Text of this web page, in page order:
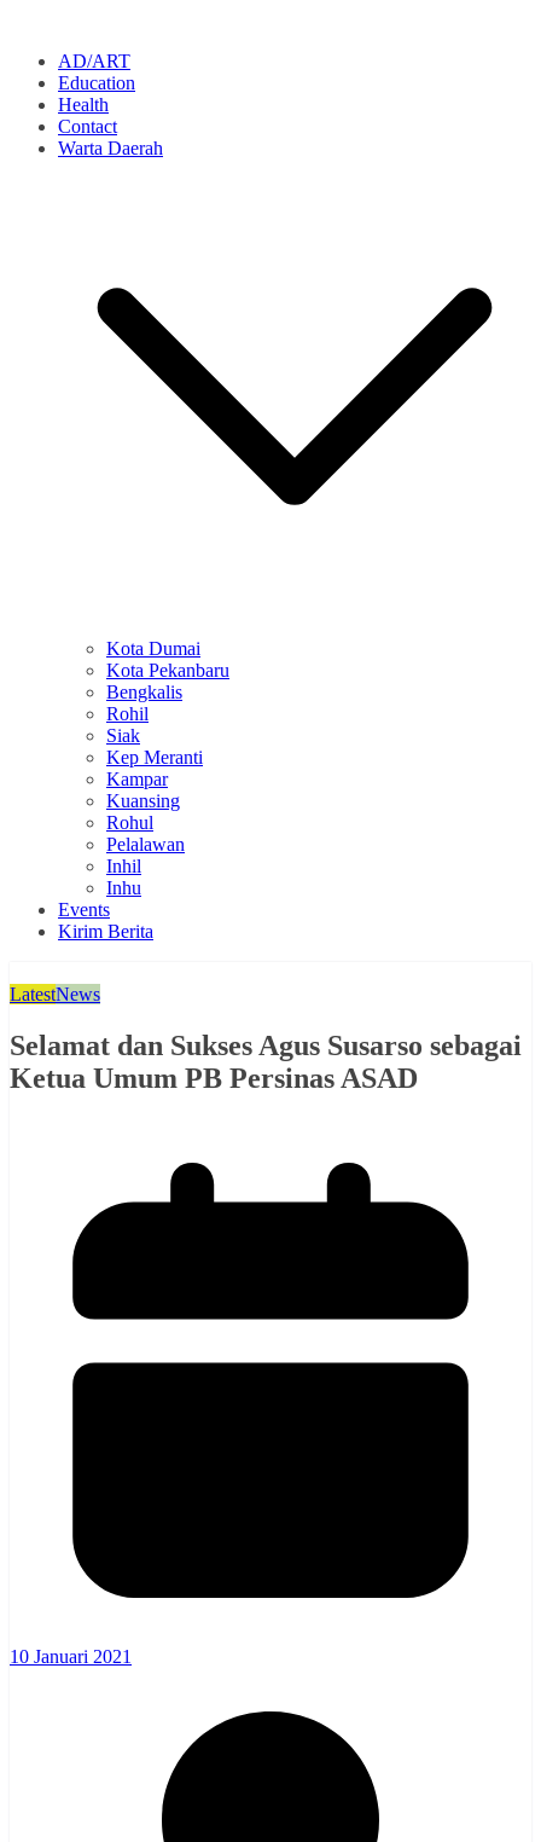
AD/ART
Education
Health
Contact
Warta Daerah
Kota Dumai
Kota Pekanbaru
Bengkalis
Rohil
Siak
Kep Meranti
Kampar
Kuansing
Rohul
Pelalawan
Inhil
Inhu
Events
Kirim Berita
LatestNews
Selamat dan Sukses Agus Susarso sebagai
Ketua Umum PB Persinas ASAD
10 Januari 2021